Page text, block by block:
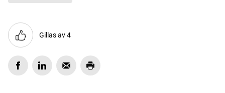
Gillas av 4